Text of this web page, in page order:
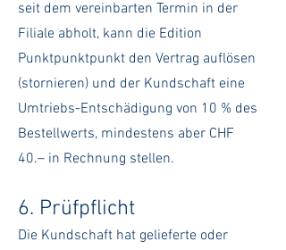
seit dem vereinbarten Termin in der
Filiale abholt, kann die Edition
Punktpunktpunkt den Vertrag auflösen
(stornieren) und der Kundschaft eine
Umtriebs-Entschädigung von 10 % des
Bestellwerts, mindestens aber CHF
40.– in Rechnung stellen.
6. Prüfpflicht
Die Kundschaft hat gelieferte oder